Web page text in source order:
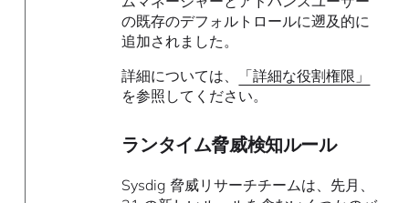
の既存のデフォルトロールに遡及的に
追加されました。
詳細については、
「詳細な役割権限」
を参照してください。
ランタイム脅威検知ルール
Sysdig 脅威リサーチチームは、先月、